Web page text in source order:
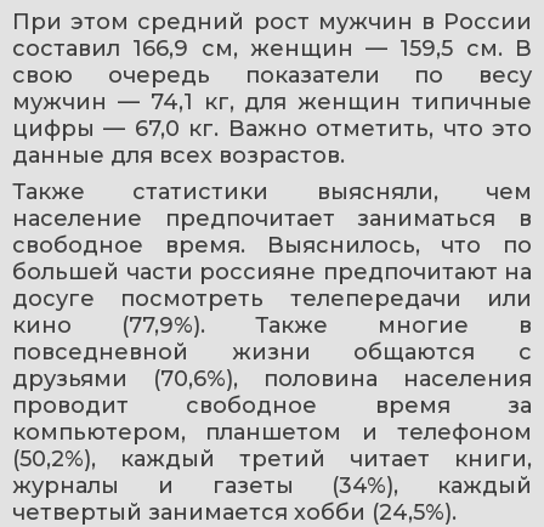
При этом средний рост мужчин в России
составил 166,9 см, женщин — 159,5 см. В
свою очередь показатели по весу
мужчин — 74,1 кг, для женщин типичные
цифры — 67,0 кг. Важно отметить, что это
данные для всех возрастов.
Также статистики выясняли, чем
население предпочитает заниматься в
свободное время. Выяснилось, что по
большей части россияне предпочитают на
досуге посмотреть телепередачи или
кино (77,9%). Также многие в
повседневной жизни общаются с
друзьями (70,6%), половина населения
проводит свободное время за
компьютером, планшетом и телефоном
(50,2%), каждый третий читает книги,
журналы и газеты (34%), каждый
четвертый занимается хобби (24,5%).